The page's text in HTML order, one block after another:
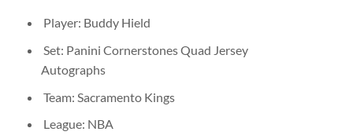
Player: Buddy Hield
Set: Panini Cornerstones Quad Jersey
Autographs
Team: Sacramento Kings
League: NBA